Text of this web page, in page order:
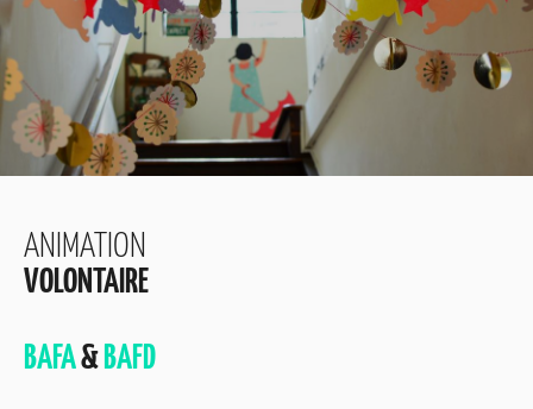
ANIMATION
VOLONTAIRE
BAFA& BAFD